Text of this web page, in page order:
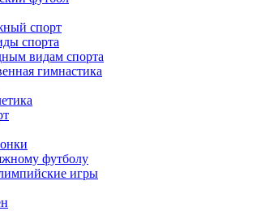
спорт
спорта
видам спорта
гимнастика
футболу
игры